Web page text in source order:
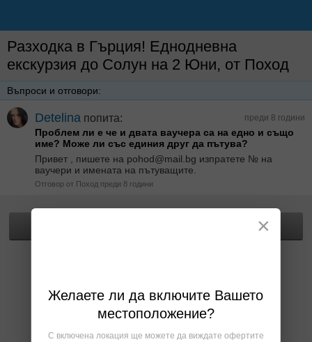
Разходка в Гърция! Еднодневна
екскурзия до Солун на 2 Юни, от Поход
Въпроси и отговори:
преди 8 години
Detelina попита:
Проблем ли е че и двата ваучера са на едно и също
име? Може ли със единия друг да пътува?
Привет , пишете на pohod@mail.bg изпратете № на
ваучери и имената на пътуващите.
Отговор от Поход преди 8 години
×
Желаете ли да включите Вашето
местоположение?
С включена локация ще можете да виждате офертите